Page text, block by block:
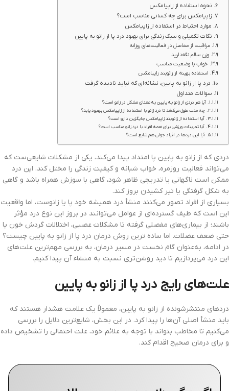
نحوه استفاده از زاپیامکس
زاپیامکس برای چه کسانی مناسب است؟
موارد احتیاط در استفاده از زاپیامکس
نکات تکمیلی و سبک زندگی برای بهبود درد پا از زانو به پایین
مراقبت از مفاصل در فعالیت‌های روزانه
وزن سالم نگه‌دارید
خواب با وضعیت مناسب
استفاده بهینه از زانوبند زاپیامکس
درد پا از زانو به پایین، نشانه‌ای که نباید نادیده گرفت
سوالات متداول
آیا هر دردی از زانو به پایین به معنای مشکل در زانو است؟
چه مدت طول می‌کشد تا درد زانو با استفاده از زاپیامکس بهبود یابد؟
آیا استفاده از زانوبند زاپیامکس جایگزین دارو است؟
آیا تمرینات ورزشی برای همه افراد با درد زانو مناسب است؟
آیا این دردها در افراد جوان هم شایع است؟
دردی که از زانو به پایین پا امتداد پیدا می‌کند، یکی از مشکلات شایعی‌ست که
می‌تواند فعالیت روزمره، خواب شبانه و کیفیت زندگی را مختل کند. این درد
ممکن است ناگهانی یا تدریجی ظاهر شود، گاهی با سوزش همراه باشد و گاهی
به شکل گرفتگی یا تیر کشیدن بروز کند.
بسیاری از افراد تصور می‌کنند منشأ درد همیشه خود پا یا زانوست، اما واقعیت
این است که طیف گسترده‌ای از عوامل می‌توانند در بروز این نوع درد مؤثر
باشند؛ از بیماری‌های مفصلی گرفته تا مشکلات عصبی، اختلالات گردش خون یا
حتی ضعف عضلات. اما ساده ترین روش درمان درد پا از زانو به پایین چیست؟
در ادامه، به‌عنوان گام نخست در مسیر درمان، به بررسی مهم‌ترین علت‌های
این درد می‌پردازیم تا دید روشن‌تری نسبت به منشاء آن پیدا کنیم.
علت‌های رایج درد پا از زانو به پایین
دردهای منتشرشونده از زانو به پایین، معمولاً یک علامت هشدار هستند که
باید منشأ اصلی آن‌ها را پیدا کرد. در این بخش، شایع‌ترین دلایل را بررسی
می‌کنیم تا مخاطب بتواند با توجه به علائم خود، علت احتمالی را تشخیص داده
و برای درمان صحیح اقدام کند.